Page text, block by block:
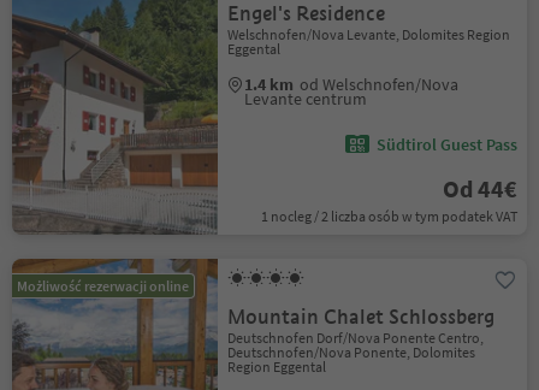
Engel's Residence
Welschnofen/Nova Levante, Dolomites Region
Eggental
1.4 km od Welschnofen/Nova
Levante centrum
Südtirol Guest Pass
Od 44€
1 nocleg / 2 liczba osób w tym podatek VAT
Możliwość rezerwacji online
Mountain Chalet Schlossberg
Deutschnofen Dorf/Nova Ponente Centro,
Deutschnofen/Nova Ponente, Dolomites
Region Eggental